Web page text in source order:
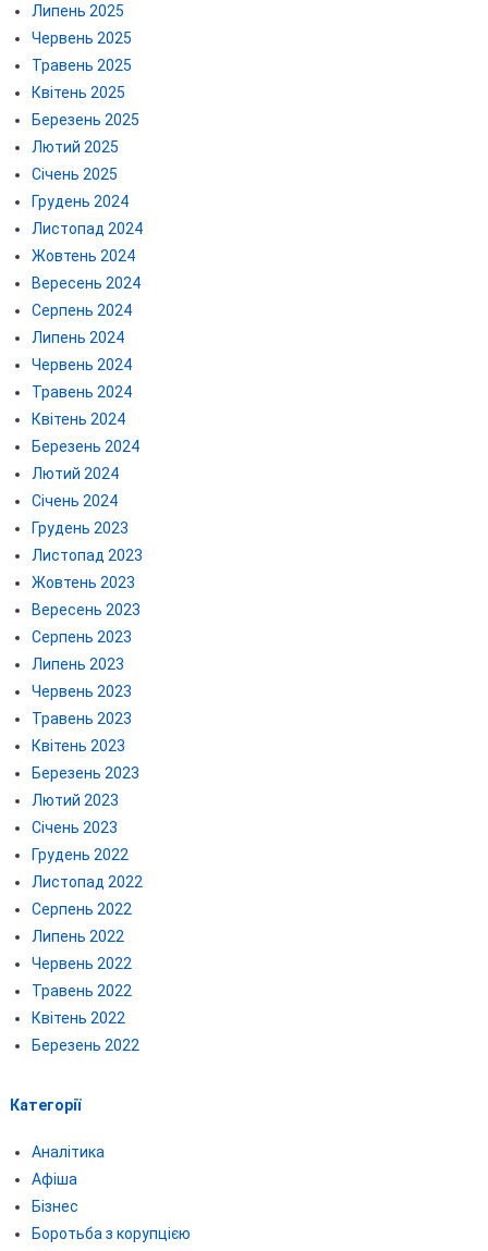
Липень 2025
Червень 2025
Травень 2025
Квітень 2025
Березень 2025
Лютий 2025
Січень 2025
Грудень 2024
Листопад 2024
Жовтень 2024
Вересень 2024
Серпень 2024
Липень 2024
Червень 2024
Травень 2024
Квітень 2024
Березень 2024
Лютий 2024
Січень 2024
Грудень 2023
Листопад 2023
Жовтень 2023
Вересень 2023
Серпень 2023
Липень 2023
Червень 2023
Травень 2023
Квітень 2023
Березень 2023
Лютий 2023
Січень 2023
Грудень 2022
Листопад 2022
Серпень 2022
Липень 2022
Червень 2022
Травень 2022
Квітень 2022
Березень 2022
Категорії
Аналітика
Афіша
Бізнес
Боротьба з корупцією